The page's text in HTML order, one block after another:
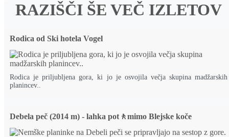
RAZIŠČI ŠE VEČ IZLETOV
Rodica od Ski hotela Vogel
Rodica je priljubljena gora, ki jo je osvojila večja skupina madžarskih
planincev..
Debela peč (2014 m) - lahka pot🚶mimo Blejske koče